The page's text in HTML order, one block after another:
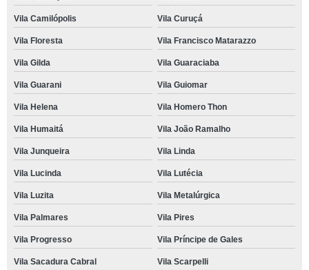
Vila Camilópolis Vila Curuçá
Vila Floresta Vila Francisco Matarazzo
Vila Gilda Vila Guaraciaba
Vila Guarani Vila Guiomar
Vila Helena Vila Homero Thon
Vila Humaitá Vila João Ramalho
Vila Junqueira Vila Linda
Vila Lucinda Vila Lutécia
Vila Luzita Vila Metalúrgica
Vila Palmares Vila Pires
Vila Progresso Vila Príncipe de Gales
Vila Sacadura Cabral Vila Scarpelli